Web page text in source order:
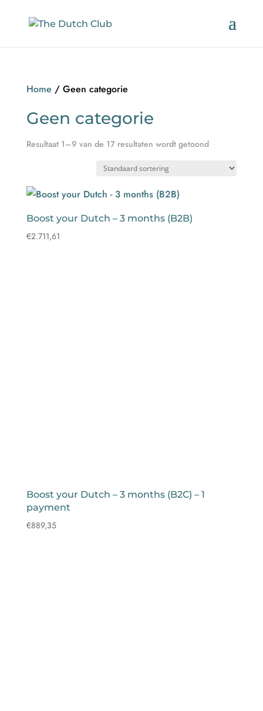
Home / Geen categorie
Geen categorie
Resultaat 1–9 van de 17 resultaten wordt getoond
Boost your Dutch – 3 months (B2B)
€2.711,61
Boost your Dutch – 3 months (B2C) – 1
payment
€889,35